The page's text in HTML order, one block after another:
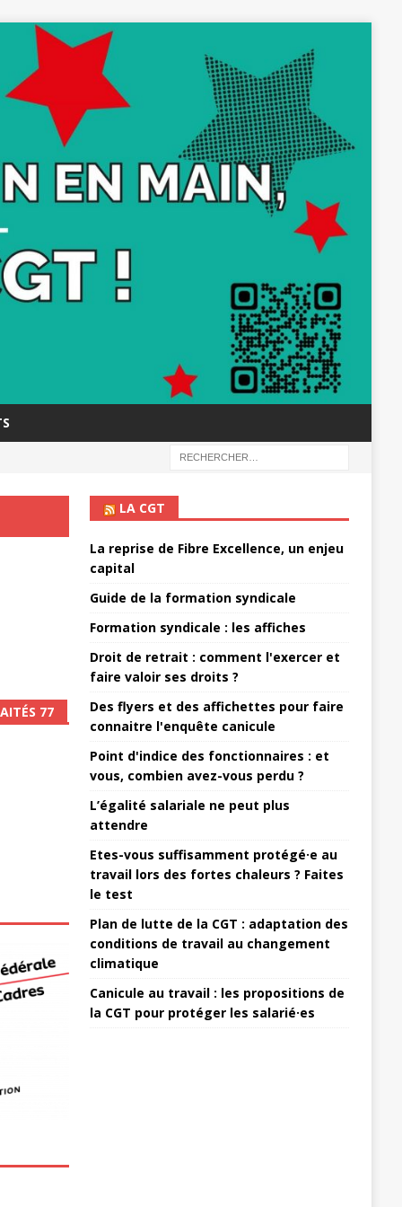
77
LA CGT
La reprise de Fibre Excellence, un enjeu
capital
Guide de la formation syndicale
Formation syndicale : les affiches
Droit de retrait : comment l'exercer et
faire valoir ses droits ?
Des flyers et des affichettes pour faire
connaitre l'enquête canicule
Point d'indice des fonctionnaires : et
vous, combien avez-vous perdu ?
L’égalité salariale ne peut plus
attendre
Etes-vous suffisamment protégé·e au
travail lors des fortes chaleurs ? Faites
le test
Plan de lutte de la CGT : adaptation des
conditions de travail au changement
climatique
Canicule au travail : les propositions de
la CGT pour protéger les salarié·es